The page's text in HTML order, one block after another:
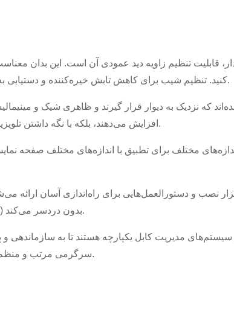
کنید. تنظیم شیب برای کاهش تابش خیره‌کننده و دستیابی به موقعیت دید راحت، به خصوص در اتاق‌هایی با نور بالای سر یا پنجره، مفید است.
که نزدیک به دیوار قرار گیرند و ظاهری شیک و
افزایش می‌دهند، بلکه با نگه داشتن تلویزیون در کنار دیوار در مواقع عدم استفاده، به صرفه‌جویی در فضا نیز کمک می‌کنند.
مختلف برای تطبیق با اندازه‌های مختلف صفحه
نصب و دستورالعمل‌هایی برای راه‌اندازی آسان ارائه
تلویزیون‌ها سازگار است و نصب را برای علاقه‌مندان به «خودت انجام بده» (DIY) بدون دردسر می‌کند.
مدیریت کابل یکپارچه هستند تا به سازماندهی
سرگرمی مرتب و منظم داشته باشید و در عین حال خطر گیر کردن و گره خوردن کابل‌ها را کاهش دهید.
من
هویت
برگرد ارسال
قبل از ارسال لطفاهمه را تأیید کنید اطلاعات است
×
اطلاعات برای احراز هویت و مجوز. پس از